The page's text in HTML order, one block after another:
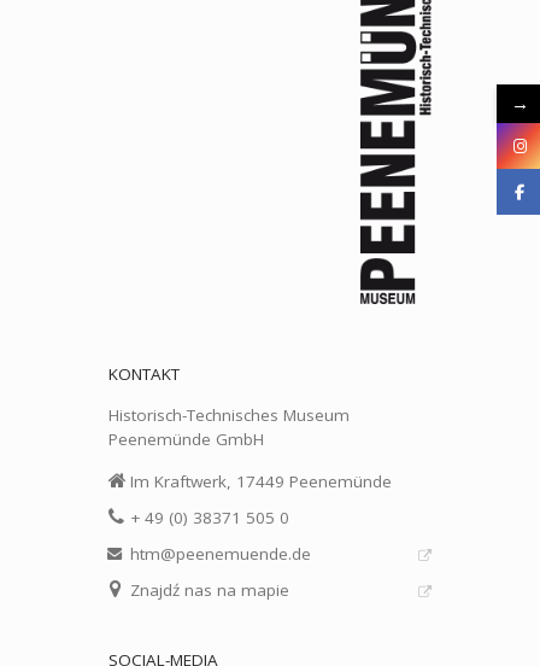
KONTAKT
Historisch-Technisches Museum
Peenemünde GmbH
Im Kraftwerk, 17449 Peenemünde
+ 49 (0) 38371 505 0
htm@peenemuende.de
Znajdź nas na mapie
SOCIAL-MEDIA
→